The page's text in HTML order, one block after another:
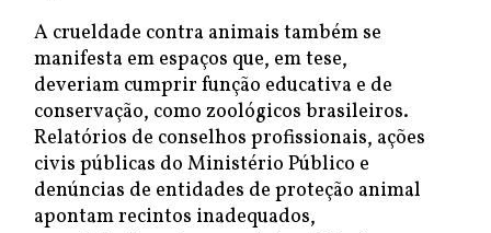
A crueldade contra animais também se
manifesta em espaços que, em tese,
deveriam cumprir função educativa e de
conservação, como zoológicos brasileiros.
Relatórios de conselhos profissionais, ações
civis públicas do Ministério Público e
denúncias de entidades de proteção animal
apontam recintos inadequados,